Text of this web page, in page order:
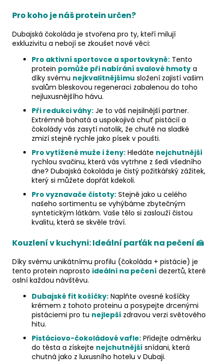
Pro koho je náš protein určen?
Dubajská čokoláda je stvořena pro ty, kteří milují
exkluzivitu a nebojí se zkoušet nové věci:
Pro aktivní sportovce a sportovkyně: Tento
protein pomůže při nabírání svalové hmoty a
díky svému nejkvalitnějšímu složení zajistí vašim
svalům bleskovou regeneraci zabalenou do toho
nejluxusnějšího hávu.
Při redukci váhy: Je to váš nejsilnější partner.
Extrémně bohatá a uspokojivá chuť pistácií a
čokolády vás zasytí natolik, že chutě na sladké
zmizí stejně rychle jako písek v poušti.
Pro vytížené muže i ženy: Hledáte nejchutnější
rychlou svačinu, která vás vytrhne z šedi všedního
dne? Dubajská čokoláda je čistý požitkářský zážitek,
který si můžete dopřát kdekoli.
Pro vyznavače čistoty: Stejně jako u celého
našeho sortimentu se vyhýbáme zbytečným
syntetickým látkám. Vaše tělo si zaslouží čistou
kvalitu, která se skvěle tráví.
Kouzlení v kuchyni: Ideální parťák na pečení 🍰
Díky svému unikátnímu profilu (čokoláda + pistácie) je
tento protein naprosto ideální na pečení dezertů, které
oslní každou návštěvu.
Dubajské fit košíčky: Naplňte ovesné košíčky
krémem z tohoto proteinu a posypejte drcenými
pistáciemi pro tu nejlepší zdravou verzi světového
hitu.
Pistáciovo-čokoládové vafle: Přidejte odměrku
do těsta a získejte nejchutnější snídani, která
chutná jako z luxusního hotelu v Dubaji.